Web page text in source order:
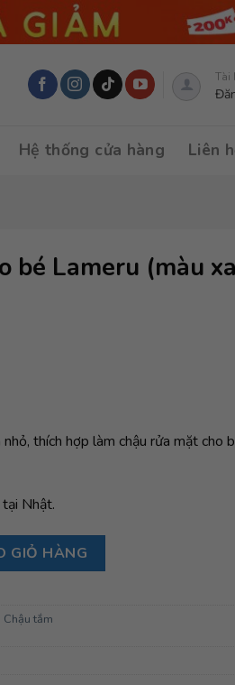
Tài
Hệ thống cửa hàng Liên
bé Lameru (màu
thích hợp làm chậu rửa mặt cho
Nhật.
xanh) số lượng
GIỎ HÀNG
Chậu tắm